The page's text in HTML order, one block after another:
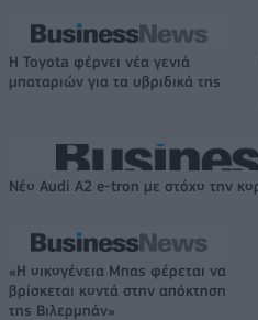
Η Toyota φέρνει νέα γενιά
μπαταριών για τα υβριδικά της
Νέο Audi A2 e-tron με στόχο την
«Η οικογένεια Μπας φέρεται να
βρίσκεται κοντά στην απόκτηση
της Βιλερμπάν»